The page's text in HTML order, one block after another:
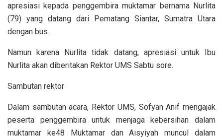
apresiasi kepada penggembira muktamar bernama Nurlita
(79) yang datang dari Pematang Siantar, Sumatra Utara
dengan bus.
Namun karena Nurlita tidak datang, apresiasi untuk Ibu
Nurlita akan diberitakan Rektor UMS Sabtu sore.
Sambutan rektor
Dalam sambutan acara, Rektor UMS, Sofyan Anif mengajak
peserta penggembira untuk menjaga kebersihan dalam
muktamar ke48 Muktamar dan Aisyiyah muncul dalam